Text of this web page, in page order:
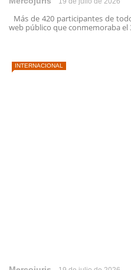
Más de 420 participantes de
web público que conmemoraba
INTERNACIONAL